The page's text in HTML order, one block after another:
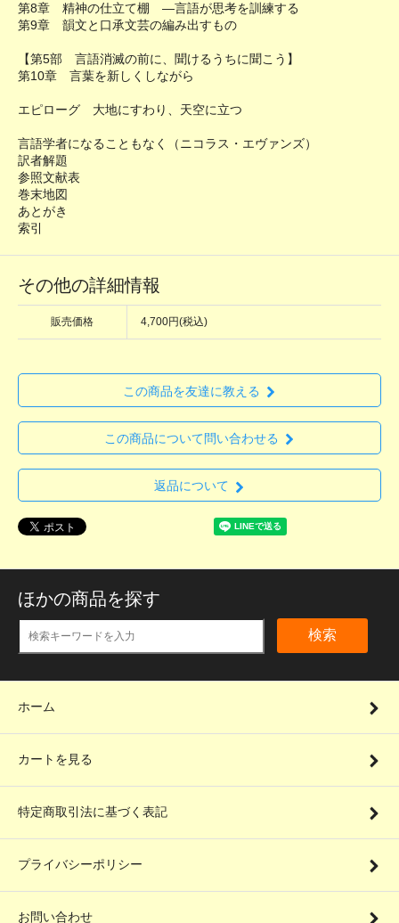
第8章 精神の仕立て棚 ―言語が思考を訓練する
第9章 韻文と口承文芸の編み出すもの
【第5部 言語消滅の前に、聞けるうちに聞こう】
第10章 言葉を新しくしながら
エピローグ 大地にすわり、天空に立つ
言語学者になることもなく（ニコラス・エヴァンズ）
訳者解題
参照文献表
巻末地図
あとがき
索引
その他の詳細情報
販売価格 4,700円(税込)
この商品を友達に教える
この商品について問い合わせる
返品について
ほかの商品を探す
検索
ホーム
カートを見る
特定商取引法に基づく表記
プライバシーポリシー
お問い合わせ